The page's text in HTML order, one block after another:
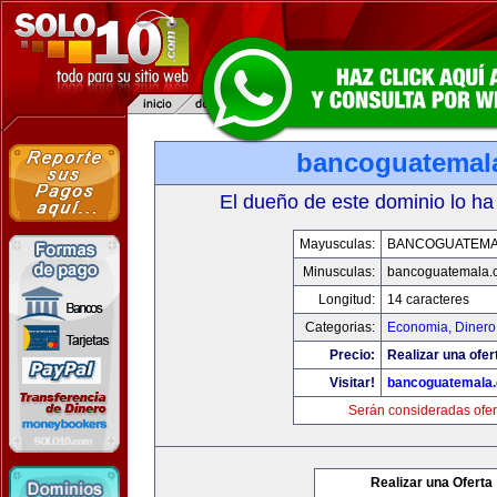
El dueño de este dominio lo
Mayusculas:
Minusculas:
Longitud:
14 caracteres
Categorias:
Economia,
Precio:
Realizar una
Visitar!
Serán consideradas
Realizar una Oferta